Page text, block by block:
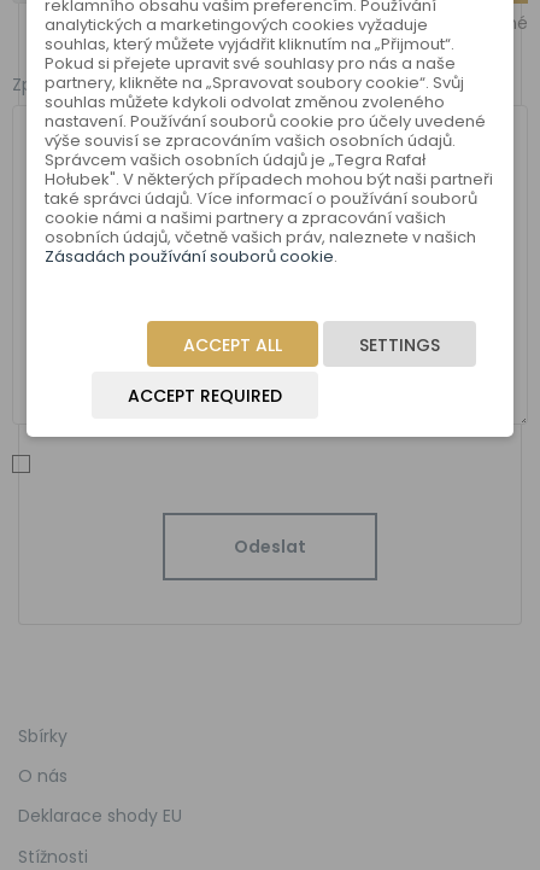
volitelné
Zpráva
Sbírky
O nás
Deklarace shody EU
Stížnosti
reklamního obsahu vašim preferencím. Používání
analytických a marketingových cookies vyžaduje
souhlas, který můžete vyjádřit kliknutím na „Přijmout“.
Pokud si přejete upravit své souhlasy pro nás a naše
partnery, klikněte na „Spravovat soubory cookie“. Svůj
souhlas můžete kdykoli odvolat změnou zvoleného
nastavení. Používání souborů cookie pro účely uvedené
výše souvisí se zpracováním vašich osobních údajů.
Správcem vašich osobních údajů je „Tegra Rafał
Hołubek". V některých případech mohou být naši partneři
také správci údajů. Více informací o používání souborů
cookie námi a našimi partnery a zpracování vašich
osobních údajů, včetně vašich práv, naleznete v našich
Zásadách používání souborů cookie.
SETTINGS
ACCEPT ALL
ACCEPT REQUIRED